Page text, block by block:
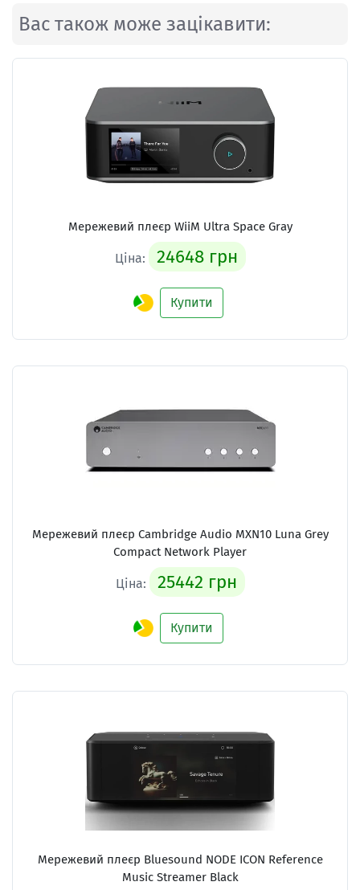
Вас також може зацікавити:
Мережевий плеєр WiiM Ultra Space Gray
Ціна: 24648 грн
Купити
Мережевий плеєр Cambridge Audio MXN10 Luna Grey
Compact Network Player
Ціна: 25442 грн
Купити
Мережевий плеєр Bluesound NODE ICON Reference
Music Streamer Black